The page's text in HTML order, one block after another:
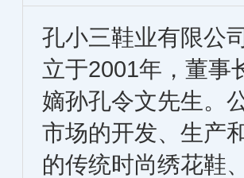
孔小三鞋业有限公
立于2001年，董事
嫡孙孔令文先生。
市场的开发、生产
的传统时尚绣花鞋